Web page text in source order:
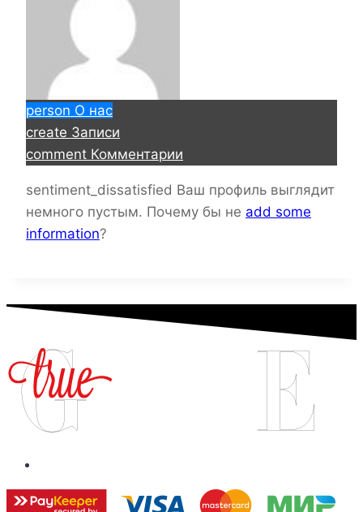
person О нас
create Записи
comment Комментарии
sentiment_dissatisfied Ваш профиль выглядит
немного пустым. Почему бы не add some
information?